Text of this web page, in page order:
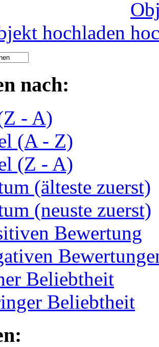
hochladen
nach:
- A)
(A - Z)
(Z - A)
(älteste zuerst)
(neuste zuerst)
Bewertung
Beliebtheit
Beliebtheit